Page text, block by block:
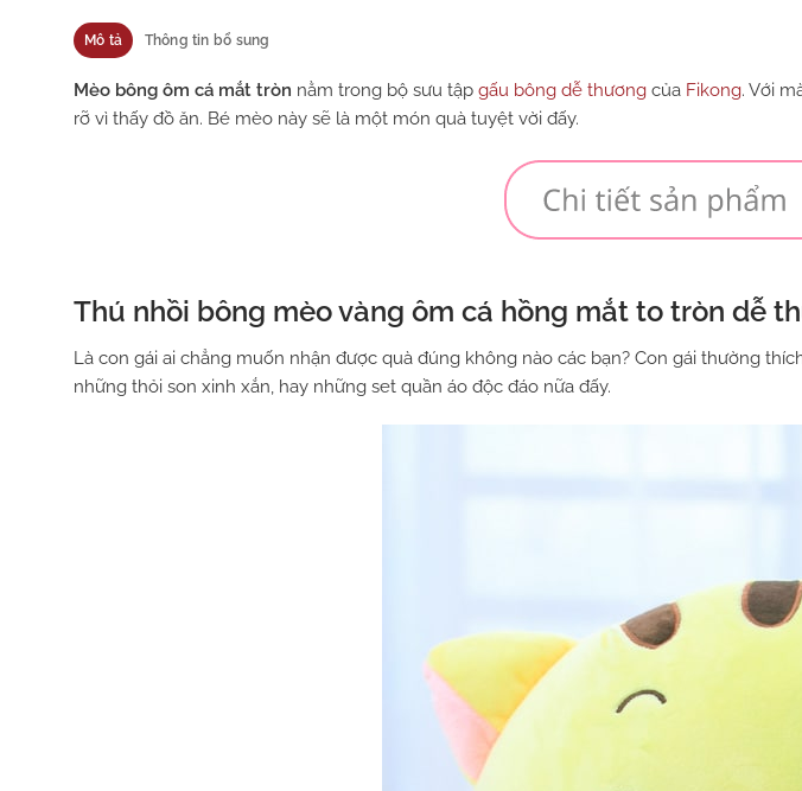
Mô tả Thông tin bổ sung
Mèo bông ôm cá mắt tròn nằm trong bộ sưu tập gấu bông dễ thương của Fikong. Với
rỡ vì thấy đồ ăn. Bé mèo này sẽ là một món quà tuyệt vời đấy.
Thú nhồi bông mèo vàng ôm cá hồng mắt to tròn dễ
Là con gái ai chẳng muốn nhận được quà đúng không nào các bạn? Con gái thường
những thỏi son xinh xắn, hay những set quần áo độc đáo nữa đấy.